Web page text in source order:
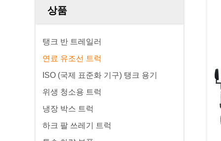
상품
탱크 반 트레일러
연료 유조선 트럭
ISO (국제 표준화 기구) 탱크 용기
위생 청소용 트럭
냉장 박스 트럭
하크 팔 쓰레기 트럭